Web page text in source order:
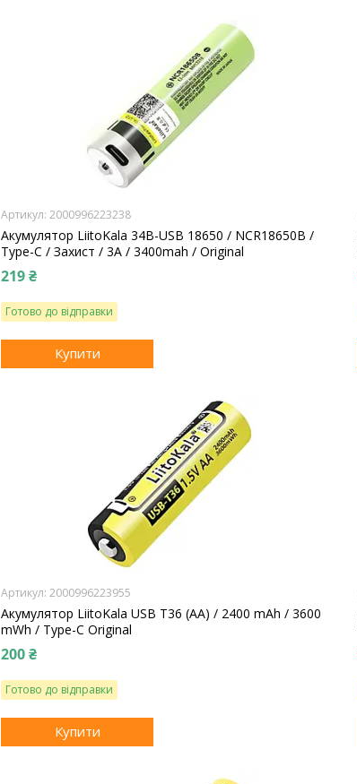
2000996223238
Акумулятор LiitoKala 34B-USB 18650 / NCR18650B /
Type-C / Захист / 3A / 3400mah / Original
219 ₴
Готово до відправки
Купити
2000996223955
Акумулятор LiitoKala USB T36 (AA) / 2400 mAh / 3600
mWh / Type-C Original
200 ₴
Готово до відправки
Купити